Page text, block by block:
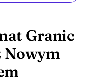
Granic
Nowym